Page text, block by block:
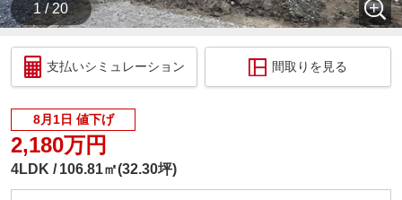
1 / 20
支払いシミュレーション 間取りを見る
8月1日 値下げ
2,180万円
4LDK 106.81㎡(32.30坪)